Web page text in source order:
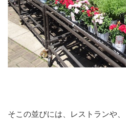
そこの並びには、レストランや、